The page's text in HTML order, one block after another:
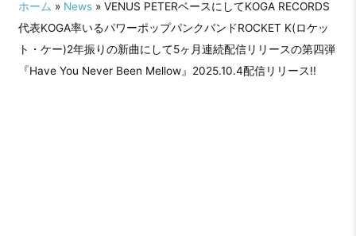
ホーム » News» VENUS PETERベースにしてKOGA RECORDS
代表KOGA率いるパワーポップパンクバンドROCKET K(ロケッ
ト・ケー)2年振りの新曲にして5ヶ月連続配信リリースの第四弾
『Have You Never Been Mellow』2025.10.4配信リリース!!